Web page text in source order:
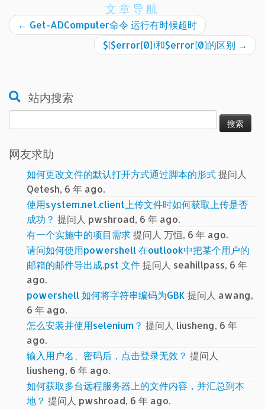
文章导航
← Get-ADComputer命令 运行有时候超时
$($error[0])和$error[0]的区别 →
站内搜索
索：
网友求助
如何更改文件的默认打开方式通过脚本的形式提问人
Qetesh, 6 年 ago.
使用system.net.client上传文件时如何获取上传是否
成功？ 提问人 pwshroad, 6 年 ago.
有一个实施中的项目需求提问人 万恒, 6 年 ago.
请问如何使用powershell 在outlook中把某个用户的
邮箱的邮件导出成.pst 文件提问人 seahillpass, 6 年
ago.
powershell 如何将字符串编码为GBK 提问人 awang,
6 年 ago.
怎么安装并使用selenium？ 提问人 liusheng, 6 年
ago.
输入用户名、密码后，点击登录无效？ 提问人
liusheng, 6 年 ago.
如何获取多台远程服务器上的文件内容，并汇总到本
地？ 提问人 pwshroad, 6 年 ago.